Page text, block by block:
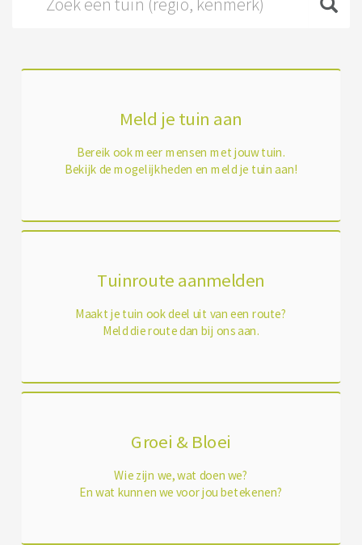
Meld je tuin aan
Bereik ook meer mensen met jouw tuin.
Bekijk de mogelijkheden en meld je tuin aan!
Tuinroute aanmelden
Maakt je tuin ook deel uit van een route?
Meld die route dan bij ons aan.
Groei & Bloei
Wie zijn we, wat doen we?
En wat kunnen we voor jou betekenen?